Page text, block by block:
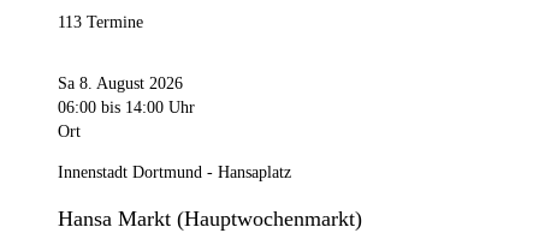
113 Termine
Sa 8. August 2026
06:00 bis 14:00 Uhr
Ort
Innenstadt Dortmund - Hansaplatz
Hansa Markt (Hauptwochenmarkt)